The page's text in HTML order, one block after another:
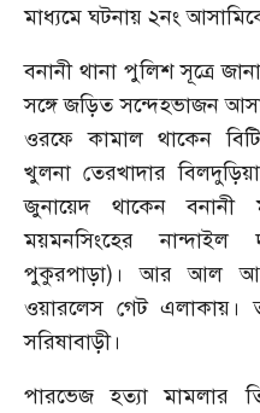
মাধ্যমে ঘটনায় ২নং
বনানী থানা পুলিশ সূত্রে
সঙ্গে জড়িত সন্দেহভাজন
ওরফে কামাল থাকেন
খুলনা তেরখাদার
জুনায়েদ থাকেন
ময়মনসিংহের নান্দাইল
পুকুরপাড়া)। আর আল
ওয়ারলেস গেট এলাকায়।
সরিষাবাড়ী।
পারভেজ হত্যা মামলার